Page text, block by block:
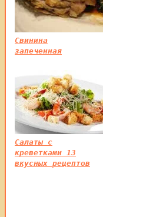
Свинина
запеченная
Салаты с
креветками 13
вкусных рецептов